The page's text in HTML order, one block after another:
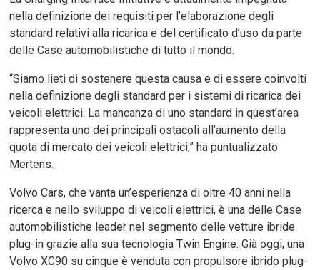
nella definizione dei requisiti per l’elaborazione degli
standard relativi alla ricarica e del certificato d’uso da parte
delle Case automobilistiche di tutto il mondo.
“Siamo lieti di sostenere questa causa e di essere coinvolti
nella definizione degli standard per i sistemi di ricarica dei
veicoli elettrici. La mancanza di uno standard in quest’area
rappresenta uno dei principali ostacoli all’aumento della
quota di mercato dei veicoli elettrici,” ha puntualizzato
Mertens.
Volvo Cars, che vanta un’esperienza di oltre 40 anni nella
ricerca e nello sviluppo di veicoli elettrici, è una delle Case
automobilistiche leader nel segmento delle vetture ibride
plug-in grazie alla sua tecnologia Twin Engine. Già oggi, una
Volvo XC90 su cinque è venduta con propulsore ibrido plug-